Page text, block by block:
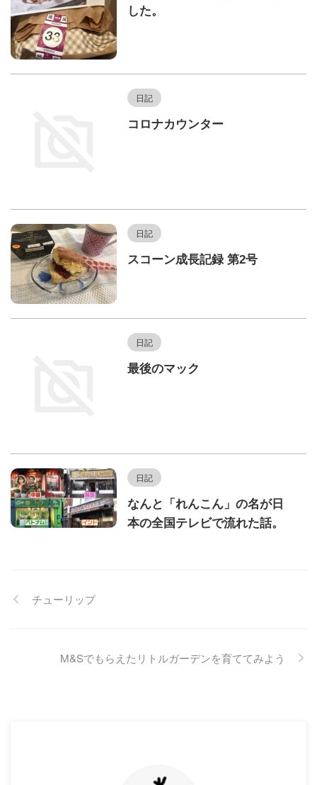
した。
日記
コロナカウンター
日記
スコーン成長記録 第2号
日記
最後のマック
日記
なんと「れんこん」の名が日
本の全国テレビで流れた話。
チューリップ
M&Sでもらえたリトルガーデンを育ててみよう